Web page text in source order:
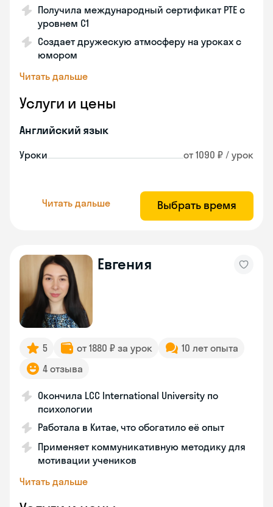
Получила международный сертификат PTE с
уровнем C1
Создает дружескую атмосферу на уроках с
юмором
Читать дальше
Услуги и цены
Английский язык
Уроки от 1090 ₽ / урок
Читать дальше Выбрать время
Евгения
5 от 1880 ₽ за урок
10 лет опыта
4 отзыва
Окончила LCC International University по
психологии
Работала в Китае, что обогатило её опыт
Применяет коммуникативную методику для
мотивации учеников
Читать дальше